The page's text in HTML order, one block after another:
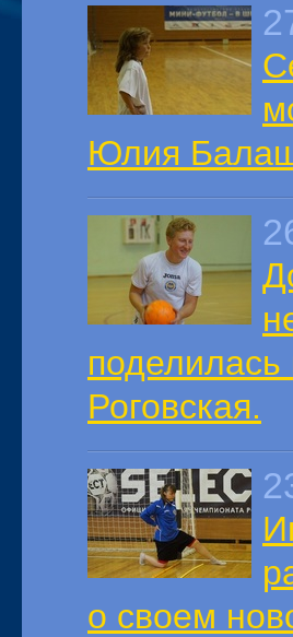
Юлия
Роговская.
о своем